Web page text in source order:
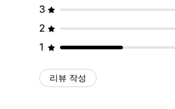
3
2
1
리뷰 작성